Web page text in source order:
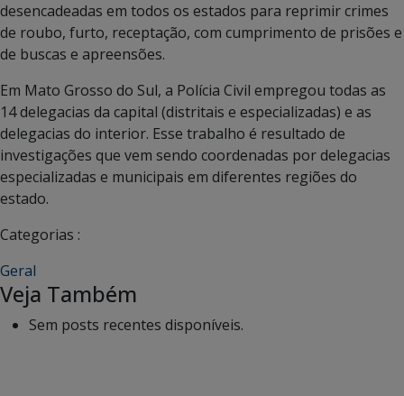
desencadeadas em todos os estados para reprimir crimes
de roubo, furto, receptação, com cumprimento de prisões e
de buscas e apreensões.
Em Mato Grosso do Sul, a Polícia Civil empregou todas as
14 delegacias da capital (distritais e especializadas) e as
delegacias do interior. Esse trabalho é resultado de
investigações que vem sendo coordenadas por delegacias
especializadas e municipais em diferentes regiões do
estado.
Categorias :
Geral
Veja Também
Sem posts recentes disponíveis.